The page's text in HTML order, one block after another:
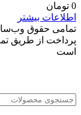
0 تومان
اطلاعات بیشتر
تمامی حقوق
پرداخت از طریق
است